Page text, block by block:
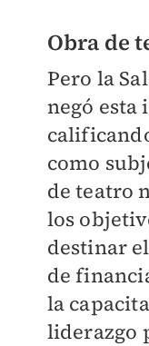
Obra de
Pero la
negó
como
de teatro
los
destinar
de
la
liderazgo